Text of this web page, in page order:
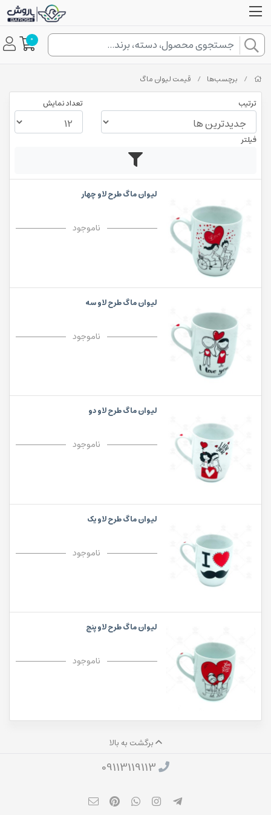
0
/ برچسب‌ها / قیمت لیوان ماگ
ترتیب تعداد نمایش
فیلتر
لیوان ماگ طرح لاو چهار
ناموجود
لیوان ماگ طرح لاو سه
ناموجود
لیوان ماگ طرح لاو دو
ناموجود
لیوان ماگ طرح لاو یک
ناموجود
لیوان ماگ طرح لاو پنج
ناموجود
برگشت به بالا
09113119113